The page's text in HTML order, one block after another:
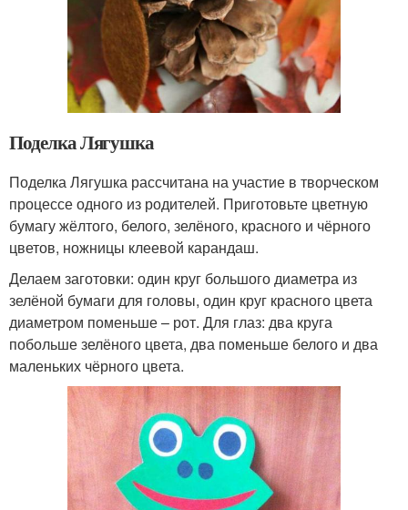
Поделка Лягушка
Поделка Лягушка рассчитана на участие в творческом
процессе одного из родителей. Приготовьте цветную
бумагу жёлтого, белого, зелёного, красного и чёрного
цветов, ножницы клеевой карандаш.
Делаем заготовки: один круг большого диаметра из
зелёной бумаги для головы, один круг красного цвета
диаметром поменьше – рот. Для глаз: два круга
побольше зелёного цвета, два поменьше белого и два
маленьких чёрного цвета.